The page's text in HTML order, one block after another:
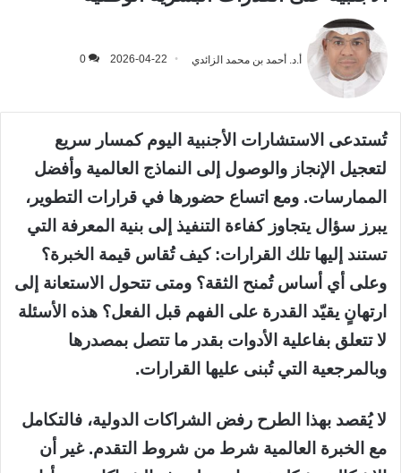
أ.د. أحمد بن محمد الزائدي 2026-04-22
0
تُستدعى الاستشارات الأجنبية اليوم كمسار سريع
لتعجيل الإنجاز والوصول إلى النماذج العالمية وأفضل
الممارسات. ومع اتساع حضورها في قرارات التطوير،
يبرز سؤال يتجاوز كفاءة التنفيذ إلى بنية المعرفة التي
تستند إليها تلك القرارات: كيف تُقاس قيمة الخبرة؟
وعلى أي أساس تُمنح الثقة؟ ومتى تتحول الاستعانة إلى
ارتهانٍ يقيّد القدرة على الفهم قبل الفعل؟ هذه الأسئلة
لا تتعلق بفاعلية الأدوات بقدر ما تتصل بمصدرها
وبالمرجعية التي تُبنى عليها القرارات.
لا يُقصد بهذا الطرح رفض الشراكات الدولية، فالتكامل
مع الخبرة العالمية شرط من شروط التقدم. غير أن